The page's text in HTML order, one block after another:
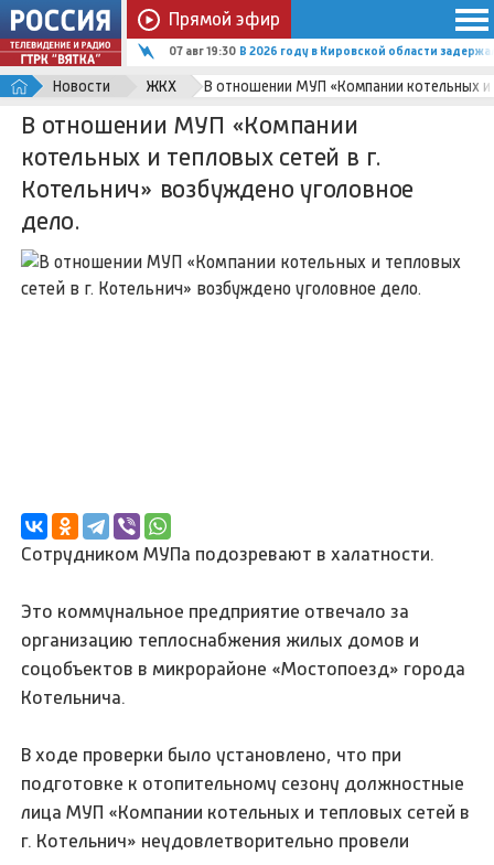
Прямой эфир
07 авг 19:30 В 2026 году в Кировской области
Новости ЖКХ В отношении МУП «Компании котельных и
В отношении МУП «Компании
котельных и тепловых сетей в г.
Котельнич» возбуждено уголовное
дело.
Сотрудником МУПа подозревают в халатности.
Это коммунальное предприятие отвечало за
организацию теплоснабжения жилых домов и
соцобъектов в микрорайоне «Мостопоезд» города
Котельнича.
В ходе проверки было установлено, что при
подготовке к отопительному сезону должностные
лица МУП «Компании котельных и тепловых сетей в
г. Котельнич» неудовлетворительно провели